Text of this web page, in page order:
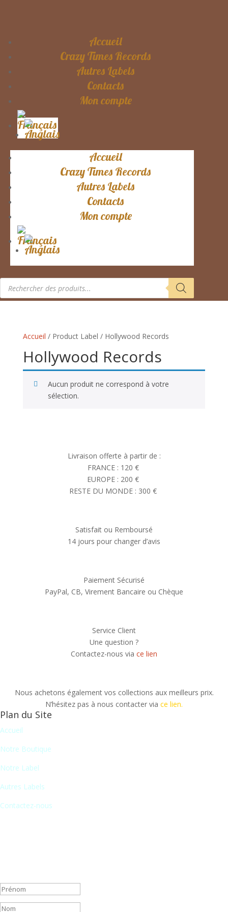
Accueil
Crazy Times Records
Autres Labels
Contacts
Mon compte
Accueil
Crazy Times Records
Autres Labels
Contacts
Mon compte
Recherche
produits
Accueil / Product Label / Hollywood Records
Hollywood Records
Aucun produit ne correspond à votre
sélection.
Livraison offerte à partir de :
FRANCE : 120 €
EUROPE : 200 €
RESTE DU MONDE : 300 €
Satisfait ou Remboursé
14 jours pour changer d’avis
Paiement Sécurisé
PayPal, CB, Virement Bancaire ou Chèque
Service Client
Une question ?
Contactez-nous via ce lien
Nous achetons également vos collections aux meilleurs prix.
N’hésitez pas à nous contacter via ce lien.
Plan du Site
Accueil
Notre Boutique
Notre Label
Autres Labels
Contactez-nous